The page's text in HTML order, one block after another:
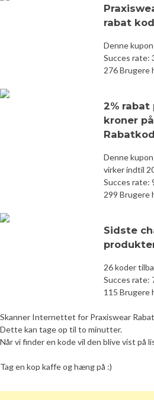
rabat
Denne
Succes rate:
276 Brugere
2% rabat
kroner
Denne
virker indtil
Succes rate:
299 Brugere
Sidste
26 koder
Succes rate:
115 Brugere
Skanner Internettet for Praxiswear
Dette kan tage op til to minutter.
Når vi finder en kode vil den blive vist på
Tag en kop kaffe og hæng på :)